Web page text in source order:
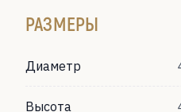
РАЗМЕРЫ
Диаметр
Высота